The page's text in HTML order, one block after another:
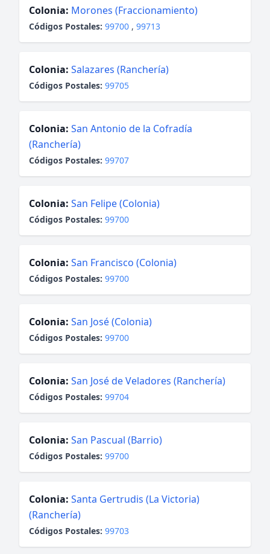
Colonia: Morones (Fraccionamiento)
Códigos Postales: 99700 , 99713
Colonia: Salazares (Ranchería)
Códigos Postales: 99705
Colonia: San Antonio de la Cofradía
(Ranchería)
Códigos Postales: 99707
Colonia: San Felipe (Colonia)
Códigos Postales: 99700
Colonia: San Francisco (Colonia)
Códigos Postales: 99700
Colonia: San José (Colonia)
Códigos Postales: 99700
Colonia: San José de Veladores (Ranchería)
Códigos Postales: 99704
Colonia: San Pascual (Barrio)
Códigos Postales: 99700
Colonia: Santa Gertrudis (La Victoria)
(Ranchería)
Códigos Postales: 99703